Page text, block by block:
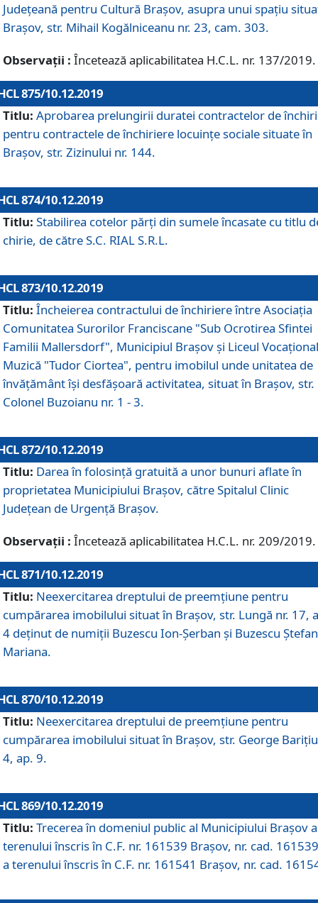
Judeţeană pentru Cultură Braşov, asupra unui spaţiu
Braşov, str. Mihail Kogălniceanu nr. 23, cam. 303.
Observații : Încetează aplicabilitatea H.C.L. nr. 137/2019.
875/10.12.2019
Titlu: Aprobarea prelungirii duratei contractelor de
pentru contractele de închiriere locuinţe sociale situate în
Braşov, str. Zizinului nr. 144.
874/10.12.2019
Titlu: Stabilirea cotelor părți din sumele încasate cu titlu
chirie, de către S.C. RIAL S.R.L.
873/10.12.2019
Titlu: Încheierea contractului de închiriere între Asociația
Comunitatea Surorilor Franciscane "Sub Ocrotirea Sfintei
Familii Mallersdorf", Municipiul Braşov şi Liceul
Muzică "Tudor Ciortea", pentru imobilul unde unitatea de
învățământ îşi desfăşoară activitatea, situat în Braşov, str.
Colonel Buzoianu nr. 1 - 3.
872/10.12.2019
Titlu: Darea în folosinţă gratuită a unor bunuri aflate în
proprietatea Municipiului Braşov, către Spitalul Clinic
Judeţean de Urgenţă Braşov.
Observații : Încetează aplicabilitatea H.C.L. nr. 209/2019.
871/10.12.2019
Titlu: Neexercitarea dreptului de preemţiune pentru
cumpărarea imobilului situat în Braşov, str. Lungă nr. 17,
4 deţinut de numiţii Buzescu Ion-Şerban și Buzescu
Mariana.
870/10.12.2019
Titlu: Neexercitarea dreptului de preemţiune pentru
cumpărarea imobilului situat în Braşov, str. George
4, ap. 9.
869/10.12.2019
Titlu: Trecerea în domeniul public al Municipiului Braşov a
terenului înscris în C.F. nr. 161539 Brașov, nr. cad.
a terenului înscris în C.F. nr. 161541 Brașov, nr. cad.